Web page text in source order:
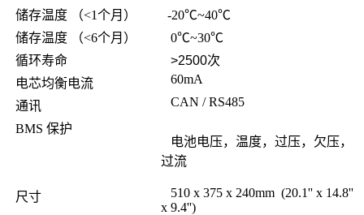
储存温度 （<1个月）
-20℃~40℃
储存温度 （<6个月）
0℃~30℃
循环寿命
>2500次
电芯均衡电流
60mA
通讯
CAN / RS485
BMS 保护
电池电压，温度，过压，欠压，
过流
尺寸
510 x 375 x 240mm (20.1'' x 14.8''
x 9.4'')